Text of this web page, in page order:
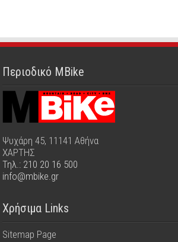
Περιοδικό MBike
Ψυχάρη 45, 11141 Αθήνα
ΧΑΡΤΗΣ
Τηλ.: 210 20 16 500
info@mbike.gr
Χρήσιμα Links
Sitemap Page